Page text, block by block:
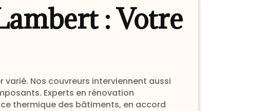
: Votre
Nos couvreurs interviennent aussi
Experts en rénovation
thermique des bâtiments, en accord